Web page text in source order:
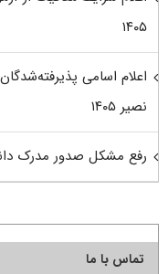
۱۴۰۵
اعلام اسامی
نصیر ۱۴۰۵
رفع مشکل صدور مدرک
تماس با ما